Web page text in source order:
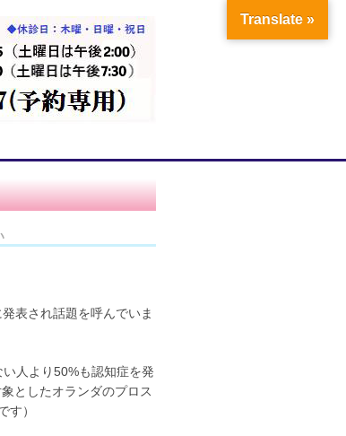
表され話題を呼んでいま
人より50%も認知症を発
としたオランダのプロス
す）
Translate »